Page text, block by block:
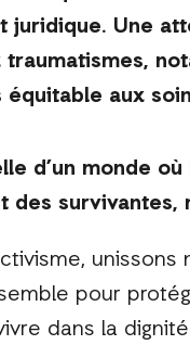
juridique. Une
aux
d’un monde
des survivantes,
pour
dans la